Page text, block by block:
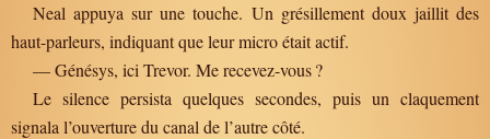
Neal appuya sur une touche. Un grésillement doux jaillit des
haut-parleurs, indiquant que leur micro était actif.
— Génésys, ici Trevor. Me recevez-vous ?
Le silence persista quelques secondes, puis un claquement
signala l’ouverture du canal de l’autre côté.